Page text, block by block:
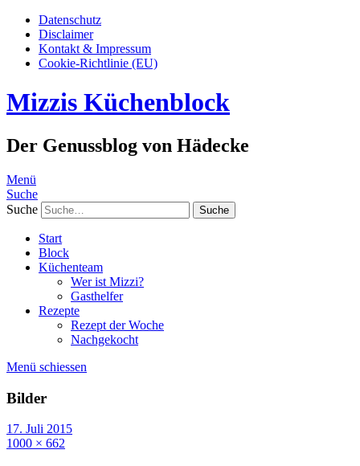
Datenschutz
Disclaimer
Kontakt & Impressum
Cookie-Richtlinie (EU)
Mizzis Küchenblock
Der Genussblog von Hädecke
Menü
Suche
Suche
Start
Block
Küchenteam
Wer ist Mizzi?
Gasthelfer
Rezepte
Rezept der Woche
Nachgekocht
Menü schiessen
Bilder
17. Juli 2015
1000 × 662